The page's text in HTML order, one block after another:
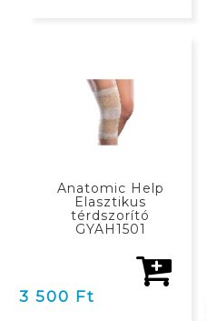
Anatomic Help
Elasztikus
térdszorító
GYAH1501
3 500 Ft